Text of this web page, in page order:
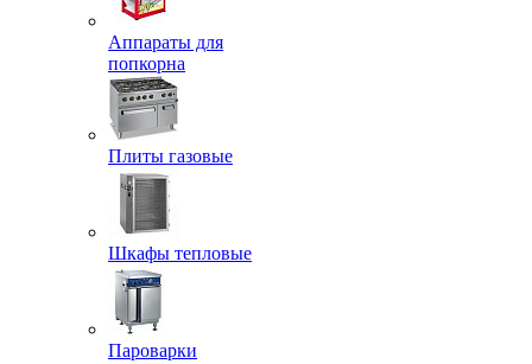
Аппараты для
попкорна
Плиты газовые
Шкафы тепловые
Пароварки